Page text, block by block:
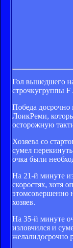
Гол вышедшего
строчкугруппы
Победа
ЛоикРеми,
осторожную
Хозяева со
сумел
очка были
На 21-й минуте
скоростях, хотя
этомсовершенно
хозяев.
На 35-й минуте
изловчился и
желалидосрочно